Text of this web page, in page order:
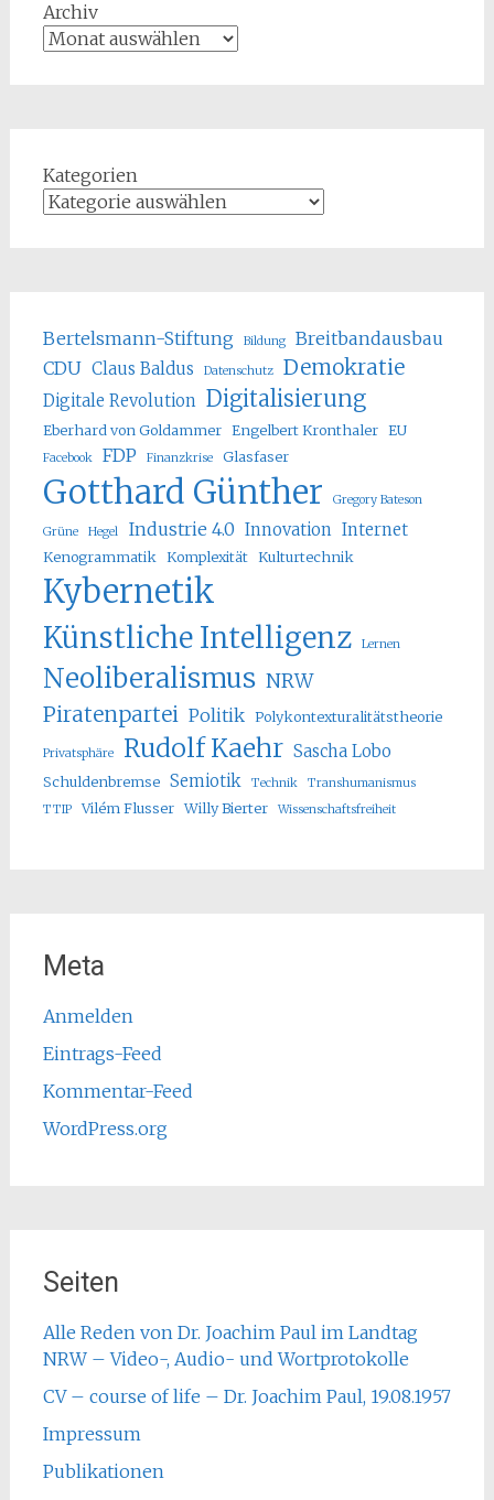
Archiv
Kategorien
Bertelsmann-Stiftung Bildung
Breitbandausbau
CDU Claus Baldus Datenschutz Demokratie
Digitale Revolution Digitalisierung
Eberhard von Goldammer Engelbert Kronthaler EU
Facebook FDP Finanzkrise Glasfaser
Gotthard Günther Gregory Bateson
Grüne Hegel Industrie 4.0 Innovation Internet
Kenogrammatik Komplexität Kulturtechnik
Kybernetik
Künstliche Intelligenz Lernen
Neoliberalismus NRW
Piratenpartei Politik Polykontexturalitätstheorie
Privatsphäre Rudolf Kaehr Sascha Lobo
Schuldenbremse Semiotik Technik
Transhumanismus
TTIP
Vilém Flusser Willy Bierter Wissenschaftsfreiheit
Meta
Anmelden
Eintrags-Feed
Kommentar-Feed
WordPress.org
Seiten
Alle Reden von Dr. Joachim Paul im Landtag
NRW – Video-, Audio- und Wortprotokolle
CV – course of life – Dr. Joachim Paul, 19.08.1957
Impressum
Publikationen